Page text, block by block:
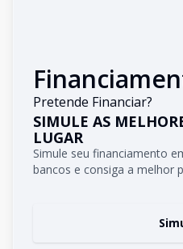
Pretende Financiar?
SIMULE AS
LUGAR
Simule seu financiamento
bancos e consiga a melhor